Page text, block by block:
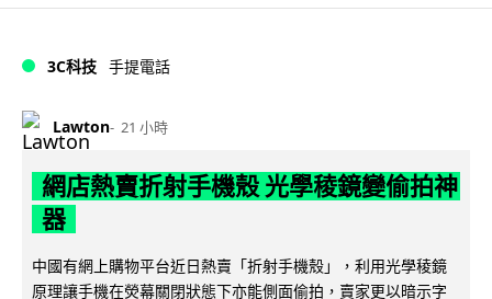
3C科技 手提電話
Lawton 21 小時
網店熱賣折射手機殼 光學稜鏡變偷拍神
器
中國有網上購物平台近日熱賣「折射手機殼」，利用光學稜鏡
原理讓手機在熒幕關閉狀態下亦能側面偷拍，賣家更以暗示字